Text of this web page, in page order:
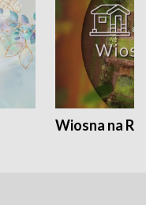
Wiosna na